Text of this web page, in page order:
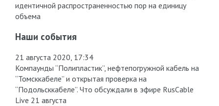
идентичной распространенностью пор на единицу
объема
Наши события
21 августа 2020, 17:34
Компаунды “Полипластик”, нефтепогружной кабель на
“Томсккабеле” и открытая проверка на
“Подольсккабеле”. Что обсуждали в эфире RusCable
Live 21 августа